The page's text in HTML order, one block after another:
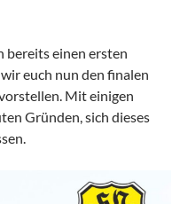
bereits einen ersten
euch nun den finalen
Mit einigen
Gründen, sich dieses